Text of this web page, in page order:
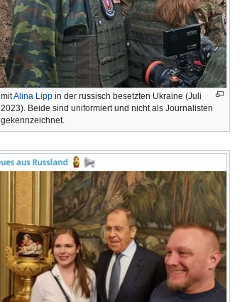
mitAlina Lipp in der russisch besetzten Ukraine (Juli
2023). Beide sind uniformiert und nicht als Journalisten
gekennzeichnet.